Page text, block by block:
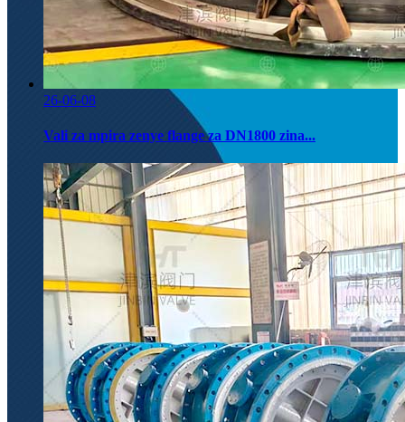
26-06-08
Vali za mpira zenye flange za DN1800 zina...